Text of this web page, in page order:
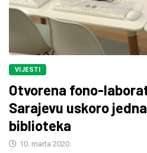
VIJESTI
Otvorena fono-
Sarajevu uskoro
biblioteka
10. marta 2020.